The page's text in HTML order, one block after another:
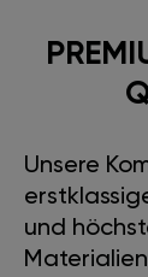
Unsere
und